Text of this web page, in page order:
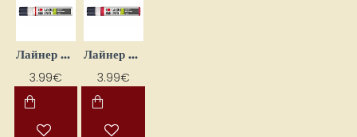
Лайнер для декорирования свечей — белый (25 мл)
3.99€
Лайнер для декорирования свечей — вишневый (25 мл)
3.99€